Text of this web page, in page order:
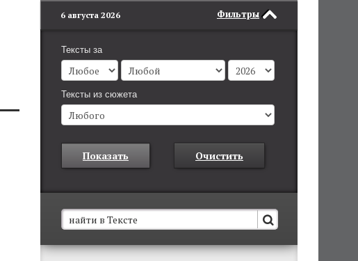
Фильтры
6 августа 2026
Тексты за
Тексты из сюжета
Показать Очистить